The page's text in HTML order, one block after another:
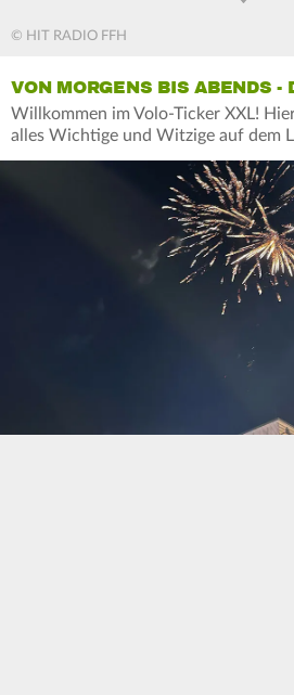
© HIT RADIO FFH
VON MORGENS BIS ABENDS -
Willkommen im Volo-Ticker XXL!
alles Wichtige und Witzige auf dem